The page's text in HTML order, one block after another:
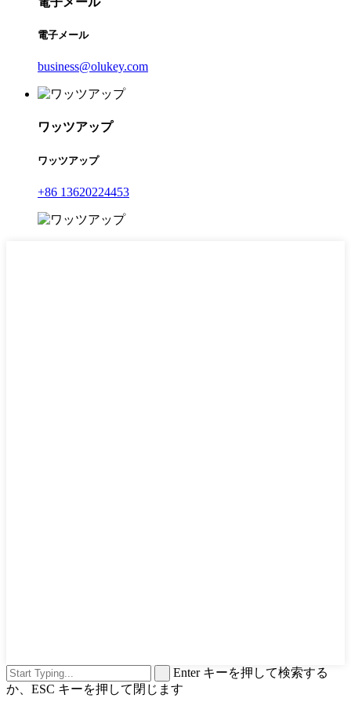
電子メール
business@olukey.com
ワッツアップ
ワッツアップ
+86 13620224453
Enter キーを押して検索する
か、ESC キーを押して閉じます